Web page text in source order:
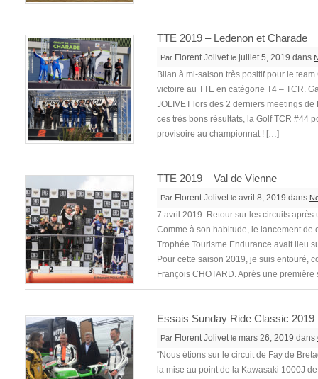
TTE 2019 – Ledenon et Charade
Par Florent Jolivetle juillet 5, 2019 dans
Bilan à mi-saison très positif pour le
victoire au TTE en catégorie T4 – TCR.
JOLIVET lors des 2 derniers meetings
ces très bons résultats, la Golf TCR #44
provisoire au championnat ! […]
TTE 2019 – Val de Vienne
Par Florent Jolivetle avril 8, 2019 dans
7 avril 2019: Retour sur les circuits
Comme à son habitude, le lancement de
Trophée Tourisme Endurance avait lieu
Pour cette saison 2019, je suis entouré,
François CHOTARD. Après une
Essais Sunday Ride Classic 2019
Par Florent Jolivetle mars 26, 2019 dans
“Nous étions sur le circuit de Fay de
la mise au point de la Kawasaki 1000J